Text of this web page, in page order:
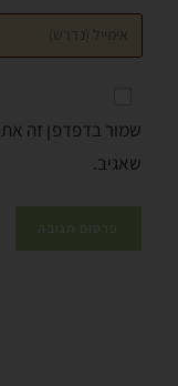
שמור בדפדפן זה
שאגיב.